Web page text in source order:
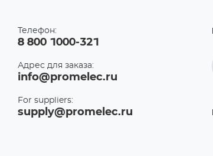
Телефон:
8 800 1000-321
Адрес для заказа:
info@promelec.ru
For suppliers:
supply@promelec.ru